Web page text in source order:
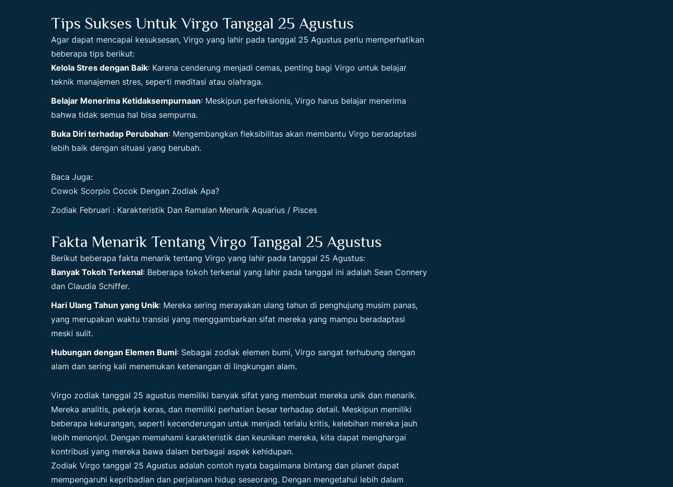
Tips Sukses Untuk Virgo Tanggal 25 Agustus
Agar dapat mencapai kesuksesan, Virgo yang lahir pada tanggal 25 Agustus perlu memperhatikan
beberapa tips berikut:
Kelola Stres dengan Baik: Karena cenderung menjadi cemas, penting bagi Virgo untuk belajar
teknik manajemen stres, seperti meditasi atau olahraga.
Belajar Menerima Ketidaksempurnaan: Meskipun perfeksionis, Virgo harus belajar menerima
bahwa tidak semua hal bisa sempurna.
Buka Diri terhadap Perubahan: Mengembangkan fleksibilitas akan membantu Virgo beradaptasi
lebih baik dengan situasi yang berubah.
Baca Juga:
Cowok Scorpio Cocok Dengan Zodiak Apa?
Zodiak Februari : Karakteristik Dan Ramalan Menarik Aquarius / Pisces
Fakta Menarik Tentang Virgo Tanggal 25 Agustus
Berikut beberapa fakta menarik tentang Virgo yang lahir pada tanggal 25 Agustus:
Banyak Tokoh Terkenal: Beberapa tokoh terkenal yang lahir pada tanggal ini adalah Sean Connery
dan Claudia Schiffer.
Hari Ulang Tahun yang Unik: Mereka sering merayakan ulang tahun di penghujung musim panas,
yang merupakan waktu transisi yang menggambarkan sifat mereka yang mampu beradaptasi
meski sulit.
Hubungan dengan Elemen Bumi: Sebagai zodiak elemen bumi, Virgo sangat terhubung dengan
alam dan sering kali menemukan ketenangan di lingkungan alam.
Virgo zodiak tanggal 25 agustus memiliki banyak sifat yang membuat mereka unik dan menarik.
Mereka analitis, pekerja keras, dan memiliki perhatian besar terhadap detail. Meskipun memiliki
beberapa kekurangan, seperti kecenderungan untuk menjadi terlalu kritis, kelebihan mereka jauh
lebih menonjol. Dengan memahami karakteristik dan keunikan mereka, kita dapat menghargai
kontribusi yang mereka bawa dalam berbagai aspek kehidupan.
Zodiak Virgo tanggal 25 Agustus adalah contoh nyata bagaimana bintang dan planet dapat
mempengaruhi kepribadian dan perjalanan hidup seseorang. Dengan mengetahui lebih dalam